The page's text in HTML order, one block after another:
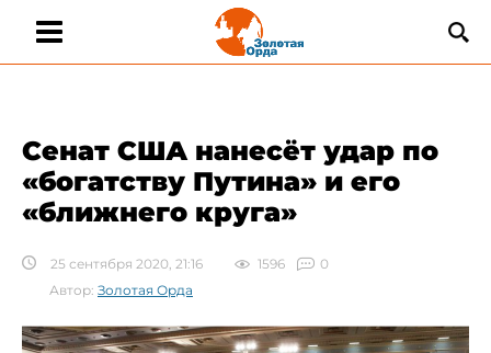
​Cенат США нанесёт удар по
«богатству Путина» и его
«ближнего круга»
25 сентября 2020, 21:16 1596
0
Автор: Золотая Орда